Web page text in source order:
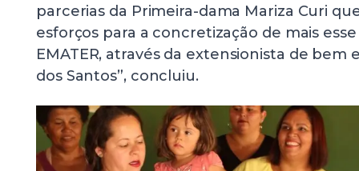
parcerias da Primeira-dama Mariza Curi
esforços para a concretização de mais
EMATER, através da extensionista de bem
dos Santos”, concluiu.